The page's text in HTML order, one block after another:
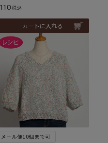
110税込
カートに入れる
メール便10個まで可